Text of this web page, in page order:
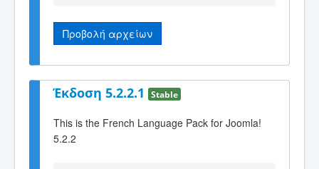
Προβολή αρχείων
Έκδοση 5.2.2.1 Stable
This is the French Language Pack for Joomla!
5.2.2